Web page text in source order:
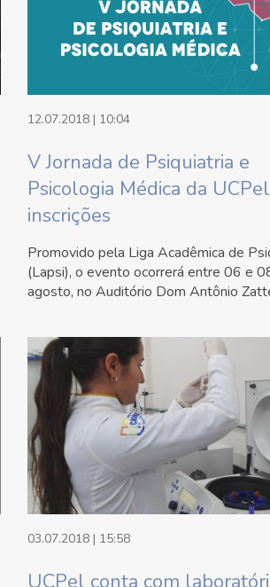
12.07.2018 | 10:04
V Jornada de Psiquiatria e
Psicologia Médica da
inscrições
Promovido pela Liga Acadêmica de
(Lapsi), o evento ocorrerá entre 06 e
agosto, no Auditório Dom Antônio
03.07.2018 | 15:58
UCPel conta com